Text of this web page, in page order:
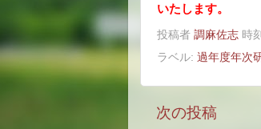
いたします。
投稿者 調麻佐志 時
ラベル: 過年度年次
次の投稿